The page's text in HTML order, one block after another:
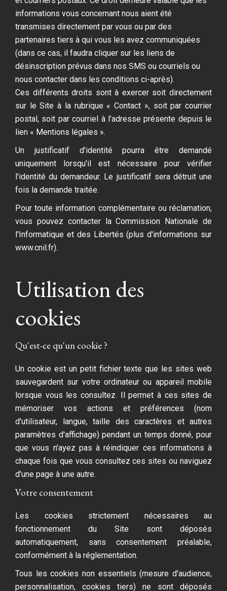
informations vous concernant nous aient été
transmises directement par vous ou par des
partenaires tiers à qui vous les avez communiquées
(dans ce cas, il faudra cliquer sur les liens de
désinscription prévus dans nos SMS ou courriels ou
nous contacter dans les conditions ci-après).
Ces différents droits sont à exercer soit directement
sur le Site à la rubrique « Contact », soit par courrier
postal, soit par courriel à l'adresse présente depuis le
lien « Mentions légales ».
Un justificatif d'identité pourra être demandé
uniquement lorsqu'il est nécessaire pour vérifier
l'identité du demandeur. Le justificatif sera détruit une
fois la demande traitée.
Pour toute information complémentaire ou réclamation,
vous pouvez contacter la Commission Nationale de
l'Informatique et des Libertés (plus d'informations sur
www.cnil.fr).
Utilisation des
cookies
Qu'est-ce qu'un cookie ?
Un cookie est un petit fichier texte que les sites web
sauvegardent sur votre ordinateur ou appareil mobile
lorsque vous les consultez. Il permet à ces sites de
mémoriser vos actions et préférences (nom
d'utilisateur, langue, taille des caractères et autres
paramètres d'affichage) pendant un temps donné, pour
que vous n'ayez pas à réindiquer ces informations à
chaque fois que vous consultez ces sites ou naviguez
d'une page à une autre.
Votre consentement
Les cookies strictement nécessaires au
fonctionnement du Site sont déposés
automatiquement, sans consentement préalable,
conformément à la réglementation.
Tous les cookies non essentiels (mesure d'audience,
personnalisation, cookies tiers) ne sont déposés